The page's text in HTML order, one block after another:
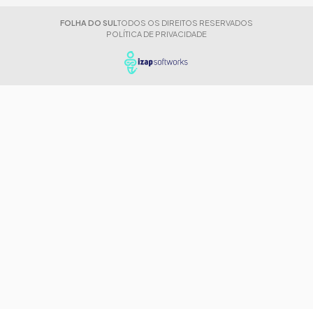
FOLHA DO SUL TODOS OS DIREITOS RESERVADOS
POLÍTICA DE PRIVACIDADE